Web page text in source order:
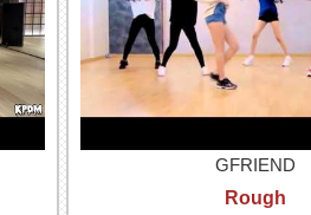
GFRIEND
Rough